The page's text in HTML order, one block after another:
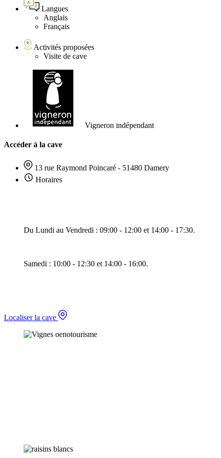
Langues
Anglais
Français
Activités proposées
Visite de cave
Vigneron indépendant
Accéder à la cave
13 rue Raymond Poincaré - 51480 Damery
Horaires
Du Lundi au Vendredi : 09:00 - 12:00 et 14:00 - 17:30.
Samedi : 10:00 - 12:30 et 14:00 - 16:00.
Localiser la cave